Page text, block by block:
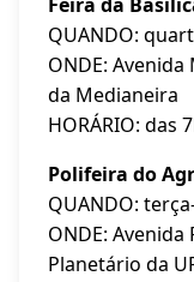
QUANDO:
ONDE:
da Medianeira
HORÁRIO: das
Polifeira do
QUANDO:
ONDE:
Planetário da